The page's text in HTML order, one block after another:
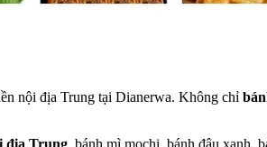
nội địa Trung tại Dianerwa. Không chỉ
địa Trung , bánh mì mochi, bánh đậu xanh,